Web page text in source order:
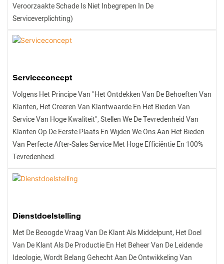
Veroorzaakte Schade Is Niet Inbegrepen In De
Serviceverplichting)
Serviceconcept
Volgens Het Principe Van "het Ontdekken Van De Behoeften Van
Klanten, Het Creëren Van Klantwaarde En Het Bieden Van
Service Van Hoge Kwaliteit", Stellen We De Tevredenheid Van
Klanten Op De Eerste Plaats En Wijden We Ons Aan Het Bieden
Van Perfecte After-Sales Service Met Hoge Efficiëntie En 100%
Tevredenheid.
Dienstdoelstelling
Met De Beoogde Vraag Van De Klant Als Middelpunt, Het Doel
Van De Klant Als De Productie En Het Beheer Van De Leidende
Ideologie, Wordt Belang Gehecht Aan De Ontwikkeling Van